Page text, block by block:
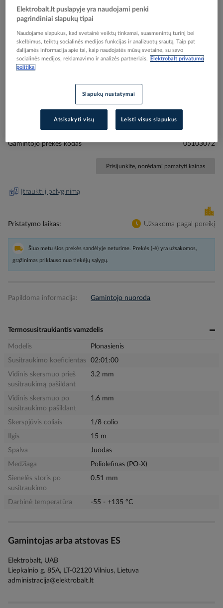
Skip
Reali prekė gali skirtis nuo pavaizduotos nuotraukoje
juodas L-15m PSB-SW32 - PROTEC
Elektrobalt prekės kodas
Gamintojo prekės kodas
05103072
Prisijunkite, norėdami pamatyti kainas
Įtraukti į palyginimą
Pristatymo laikas Užsakoma pagal poreikį
Šiuo metu šios prekės sandėlyje neturime. Prekės (-ė) yra užsakomos,
grąžinimas priklauso nuo tiekėjų sąlygų.
Papildoma informacija: Gamintojo nuoroda
Termosusitraukiantis vamzdelis
Modelis
Plonasienis
Susitraukimo koeficientas
02:01:00
Vidinis skersmuo prieš
susitraukimą pašildant
3.2 mm
Vidinis skersmuo po
susitraukimo pašildant
1.6 mm
Skerspjūvis coliais
1/8 colio
Ilgis
15 m
Spalva
Juodas
Medžiaga
Poliolefinas (PO-X)
Sienelės storis po
susitraukimo
0.51 mm
Darbinė temperatūra -55 - +135 °C
Gamintojas arba atstovas ES
Elektrobalt, UAB
Liepkalnio g. 85A, LT-02120 Vilnius, Lietuva
administracija@elektrobalt.lt
Elektrobalt.lt puslapyje yra naudojami penki
pagrindiniai slapukų tipai
Naudojame slapukus, kad svetainė veiktų tinkamai, suasmenintų turinį bei
skelbimus, teiktų socialinės medijos funkcijas ir analizuotų srautą. Taip pat
dalijamės informacija apie tai, kaip naudojatės mūsų svetaine, su savo
socialinės medijos, reklamavimo ir analizės partneriais.
Elektrobalt privatumo
politika
Slapukų nustatymai
Atsisakyti visų Leisti visus slapukus